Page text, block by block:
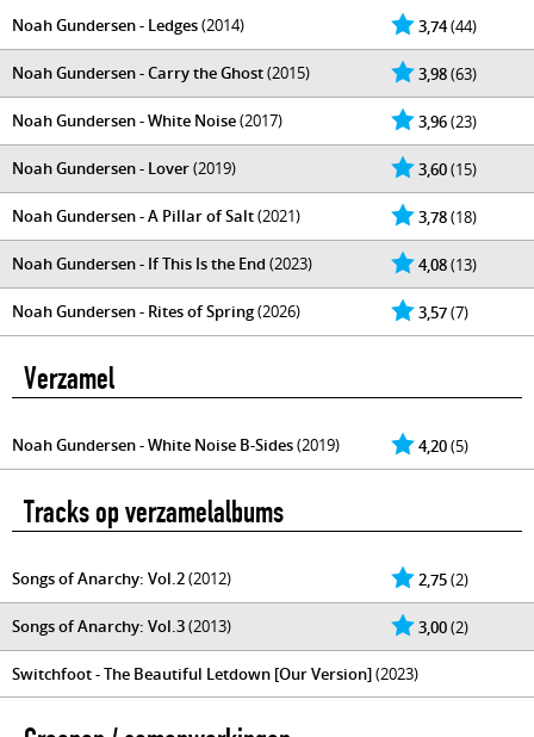
3,74(44)
Noah Gundersen - Ledges(2014)
3,98(63)
Noah Gundersen - Carry the Ghost(2015)
3,96(23)
Noah Gundersen - White Noise(2017)
3,60(15)
Noah Gundersen - Lover(2019)
3,78(18)
Noah Gundersen - A Pillar of Salt(2021)
4,08(13)
Noah Gundersen - If This Is the End (2023)
3,57(7)
Noah Gundersen - Rites of Spring(2026)
Verzamel
4,20(5)
Noah Gundersen - White Noise B-Sides(2019)
Tracks op verzamelalbums
2,75(2)
Songs of Anarchy: Vol.2(2012)
3,00(2)
Songs of Anarchy: Vol.3(2013)
Switchfoot - The Beautiful Letdown [Our Version](2023)